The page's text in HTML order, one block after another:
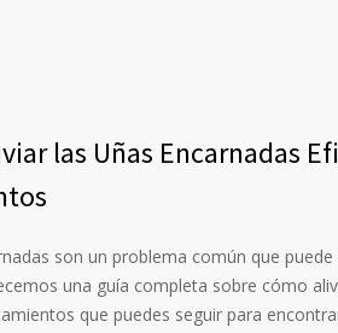
las Uñas Encarnadas
son un problema común que
una guía completa sobre cómo
que puedes seguir para